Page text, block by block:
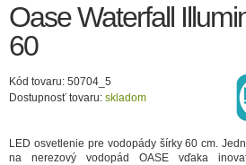
Oase Waterfall
60
Kód tovaru: 50704_5
Dostupnosť tovaru: skladom
LED osvetlenie pre vodopády šírky 60 cm.
na nerezový vodopád OASE vďaka